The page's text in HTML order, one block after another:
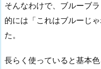
そんなわけで、ブルーブ
的には「これはブルーじ
た。
長らく使っていると基本